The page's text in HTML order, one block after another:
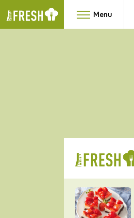
Menu
RYCHLOVKY